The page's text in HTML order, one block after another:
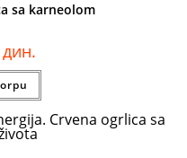
sa karneolom
дин.